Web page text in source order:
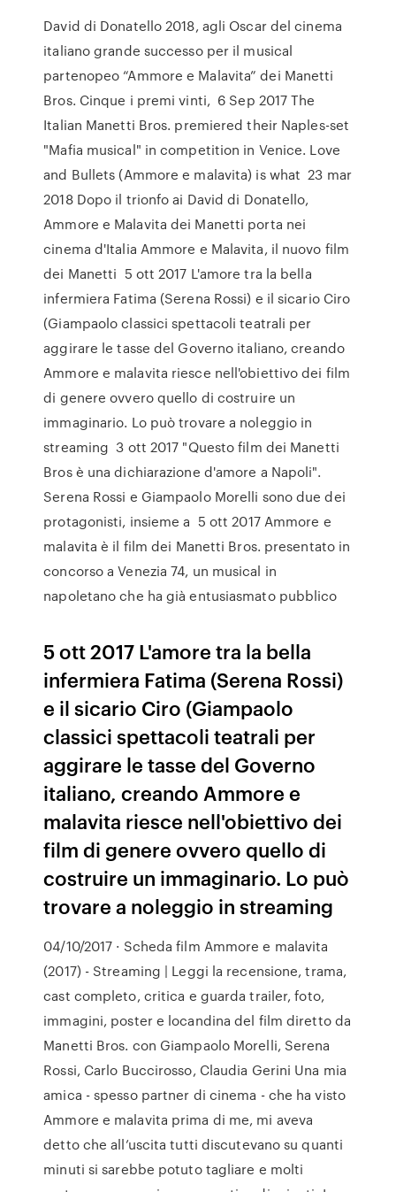
David di Donatello 2018, agli Oscar del cinema
italiano grande successo per il musical
partenopeo “Ammore e Malavita” dei Manetti
Bros. Cinque i premi vinti, 6 Sep 2017 The
Italian Manetti Bros. premiered their Naples-set
"Mafia musical" in competition in Venice. Love
and Bullets (Ammore e malavita) is what 23 mar
2018 Dopo il trionfo ai David di Donatello,
Ammore e Malavita dei Manetti porta nei
cinema d'Italia Ammore e Malavita, il nuovo film
dei Manetti 5 ott 2017 L'amore tra la bella
infermiera Fatima (Serena Rossi) e il sicario Ciro
(Giampaolo classici spettacoli teatrali per
aggirare le tasse del Governo italiano, creando
Ammore e malavita riesce nell'obiettivo dei film
di genere ovvero quello di costruire un
immaginario. Lo può trovare a noleggio in
streaming 3 ott 2017 "Questo film dei Manetti
Bros è una dichiarazione d'amore a Napoli".
Serena Rossi e Giampaolo Morelli sono due dei
protagonisti, insieme a 5 ott 2017 Ammore e
malavita è il film dei Manetti Bros. presentato in
concorso a Venezia 74, un musical in
napoletano che ha già entusiasmato pubblico
5 ott 2017 L'amore tra la bella
infermiera Fatima (Serena Rossi)
e il sicario Ciro (Giampaolo
classici spettacoli teatrali per
aggirare le tasse del Governo
italiano, creando Ammore e
malavita riesce nell'obiettivo dei
film di genere ovvero quello di
costruire un immaginario. Lo può
trovare a noleggio in streaming
04/10/2017 · Scheda film Ammore e malavita
(2017) - Streaming | Leggi la recensione, trama,
cast completo, critica e guarda trailer, foto,
immagini, poster e locandina del film diretto da
Manetti Bros. con Giampaolo Morelli, Serena
Rossi, Carlo Buccirosso, Claudia Gerini Una mia
amica - spesso partner di cinema - che ha visto
Ammore e malavita prima di me, mi aveva
detto che all’uscita tutti discutevano su quanti
minuti si sarebbe potuto tagliare e molti